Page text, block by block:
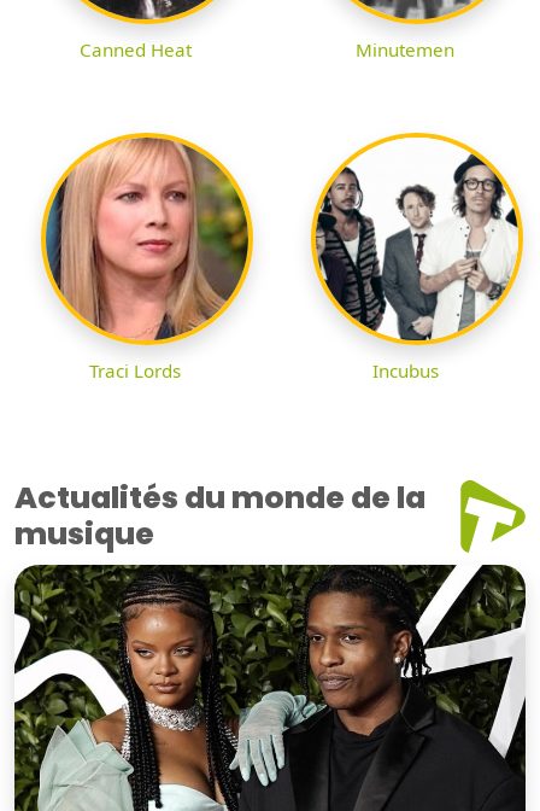
Canned Heat Minutemen
Traci Lords Incubus
Actualités du monde de la
musique